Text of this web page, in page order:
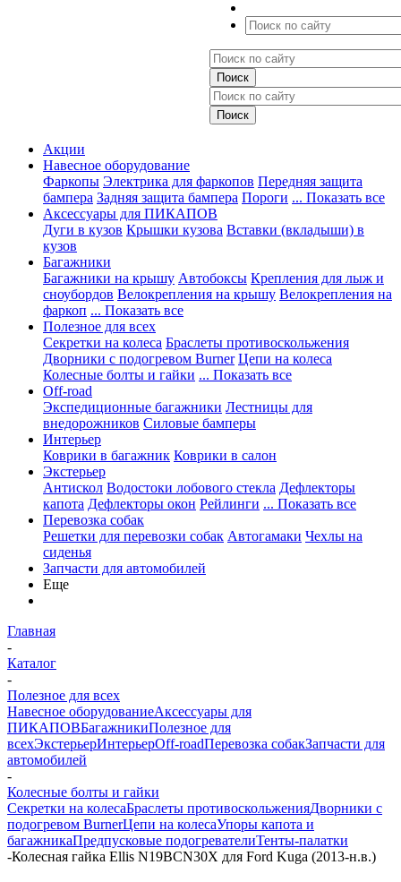
Акции
Навесное оборудование
Фаркопы Электрика для фаркопов Передняя защита
бампера Задняя защита бампера Пороги ... Показать все
Аксессуары для ПИКАПОВ
Дуги в кузов Крышки кузова Вставки (вкладыши) в
кузов
Багажники
Багажники на крышу Автобоксы Крепления для лыж и
сноубордов Велокрепления на крышу Велокрепления на
фаркоп ... Показать все
Полезное для всех
Секретки на колеса Браслеты противоскольжения
Дворники с подогревом Burner Цепи на колеса
Колесные болты и гайки ... Показать все
Off-road
Экспедиционные багажники Лестницы для
внедорожников Силовые бамперы
Интерьер
Коврики в багажник Коврики в салон
Экстерьер
Антискол Водостоки лобового стекла Дефлекторы
капота Дефлекторы окон Рейлинги ... Показать все
Перевозка собак
Решетки для перевозки собак Автогамаки Чехлы на
сиденья
Запчасти для автомобилей
Еще
Главная
-
Каталог
-
Полезное для всех
Навесное оборудованиеАксессуары для
ПИКАПОВБагажникиПолезное для
всехЭкстерьерИнтерьерOff-roadПеревозка собакЗапчасти для
автомобилей
-
Колесные болты и гайки
Секретки на колесаБраслеты противоскольженияДворники с
подогревом BurnerЦепи на колесаУпоры капота и
багажникаПредпусковые подогревателиТенты-палатки
-Колесная гайка Ellis N19BCN30X для Ford Kuga (2013-н.в.)